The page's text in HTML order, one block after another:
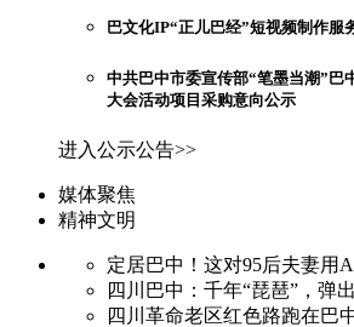
巴文化IP“正儿巴经”短视频制作服
中共巴中市委宣传部“笔墨当潮”巴
大会活动项目采购意向公示
进入公示公告>>
媒体聚焦
精神文明
定居巴中！这对95后夫妻用
四川巴中：千年“琵琶”，弹
四川革命老区红色路跑在巴